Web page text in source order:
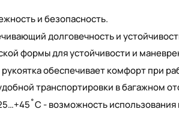
и безопасность.
долговечность и
формы для устойчивости и
обеспечивает комфорт при
транспортировки в багажном
- возможность использования